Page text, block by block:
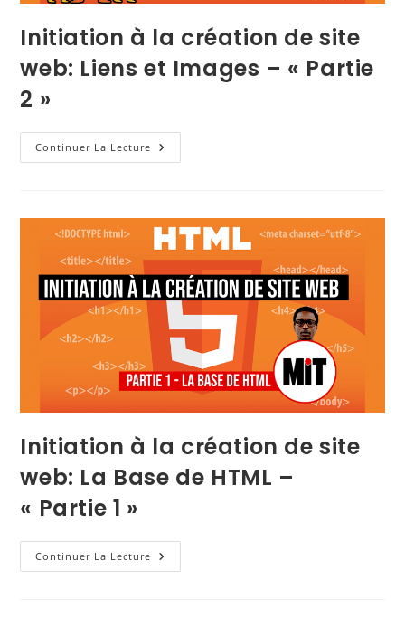
Initiation à la création de site
web: Liens et Images – « Partie
2 »
Continuer La Lecture
Initiation à la création de site
web: La Base de HTML –
« Partie 1 »
Continuer La Lecture